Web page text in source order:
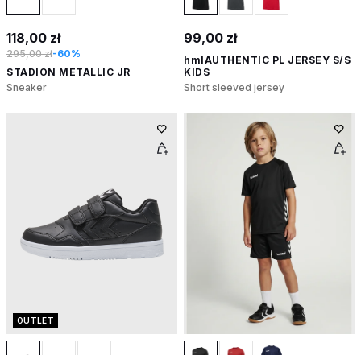
118,00 zł
295,00 zł-60%
STADION METALLIC JR
Sneaker
99,00 zł
hmlAUTHENTIC PL JERSEY S/S
KIDS
Short sleeved jersey
OUTLET